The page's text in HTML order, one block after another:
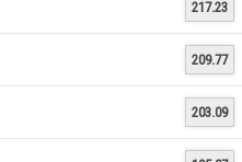
217.23
209.77
203.09